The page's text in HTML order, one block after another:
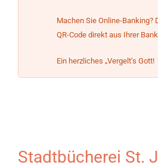
Machen Sie Online-Banking?
QR-Code direkt aus Ihrer
Ein herzliches „Vergelt’s Gott!
Stadtbücherei St.